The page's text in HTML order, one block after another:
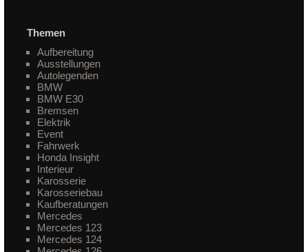
Themen
Aufbereitung
Ausstellungen
Autolegenden
BMW
BMW E30
Bremsen
Elektrik
Event
Fahrwerk
Honda Insight
Interieur
Karosserie
Karosseriebau
Kaufberatungen
Mercedes
Mercedes 123
Mercedes 124